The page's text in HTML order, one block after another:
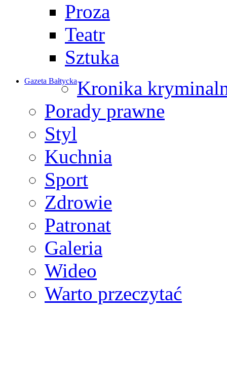
Proza
Teatr
Sztuka
Gazeta BałtyckaKronika
Porady prawne
Styl
Kuchnia
Sport
Zdrowie
Patronat
Galeria
Wideo
Warto przeczytać